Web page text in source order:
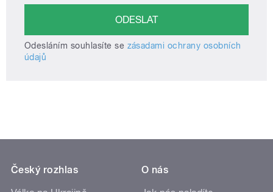
Odesláním souhlasíte se zásadami ochrany osobních
údajů
Český rozhlas
O nás